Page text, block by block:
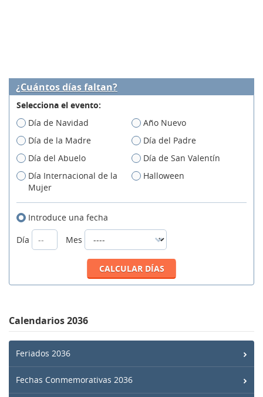
¿Cuántos días faltan?
Selecciona el evento:
Día de Navidad
Año Nuevo
Día de la Madre
Día del Padre
Día del Abuelo
Día de San Valentín
Día Internacional de la
Mujer
Halloween
Introduce una fecha
Día
Mes
Calendarios 2036
Feriados 2036
Fechas Conmemorativas 2036